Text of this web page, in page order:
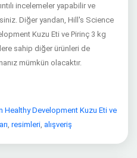
incelemeler yapabilir ve
Diğer yandan, Hill's Science
Kuzu Eti ve Pirinç 3 kg
sahip diğer ürünleri de
mümkün olacaktır.
Healthy Development Kuzu Eti ve
, resimleri, alışveriş